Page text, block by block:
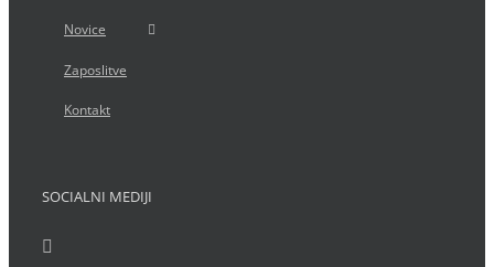
Novice
Zaposlitve
Kontakt
SOCIALNI MEDIJI